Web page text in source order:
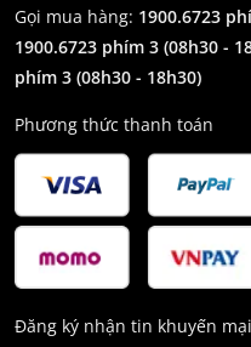
Gọi mua hàng: 1900.6723
1900.6723 phím 3 (08h30 -
phím 3 (08h30 - 18h30)
Phương thức thanh toán
Đăng ký nhận tin khuyến mại